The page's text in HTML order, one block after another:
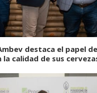
destaca el papel
la calidad de sus